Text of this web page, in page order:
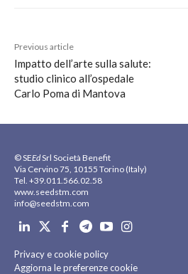
Previous article
Impatto dell’arte sulla salute:
studio clinico all’ospedale
Carlo Poma di Mantova
© SEEdSrl Società Benefit
Via Cervino 75, 10155 Torino (Italy)
Tel. +39.011.566.02.58
www.seedstm.com
info@seedstm.com
Privacy e cookie policy
Aggiorna le preferenze cookie